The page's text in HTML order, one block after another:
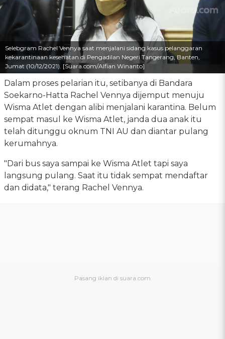
Selebgram Rachel Vennya saat menjalani sidang kasus pelanggaran
kekarantinaan kesehatan di Pengadilan Negeri Tangerang, Banten,
Jumat (10/12/2021). [Suara.com/Alfian Winanto]
Dalam proses pelarian itu, setibanya di Bandara
Soekarno-Hatta Rachel Vennya dijemput menuju
Wisma Atlet dengan alibi menjalani karantina. Belum
sempat masul ke Wisma Atlet, janda dua anak itu
telah ditunggu oknum TNI AU dan diantar pulang
kerumahnya.
"Dari bus saya sampai ke Wisma Atlet tapi saya
langsung pulang. Saat itu tidak sempat mendaftar
dan didata," terang Rachel Vennya.